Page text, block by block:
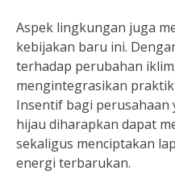
Aspek lingkungan juga
kebijakan baru ini.
terhadap perubahan
mengintegrasikan
Insentif bagi
hijau diharapkan dapat
sekaligus menciptakan
energi terbarukan.